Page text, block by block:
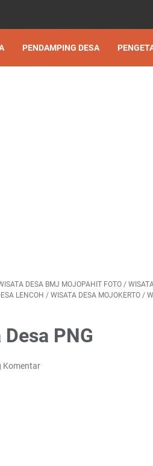
PENDAMPING DESA
DESA BMJ MOJOPAHIT FOTO /
LENCOH / WISATA DESA MOJOKERTO /
PNG
Komentar